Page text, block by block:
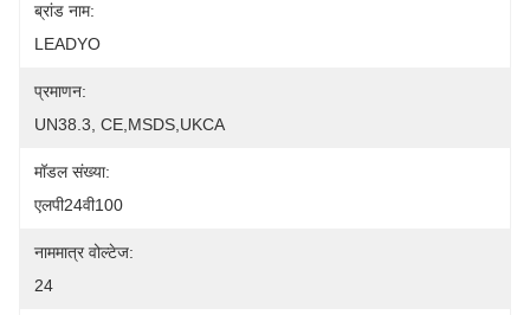
ब्रांड नाम:
LEADYO
प्रमाणन:
UN38.3, CE,MSDS,UKCA
मॉडल संख्या:
एलपी24वी100
नाममात्र वोल्टेज:
24